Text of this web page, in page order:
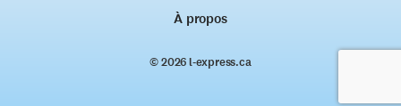
À propos
© 2026 l‑express.ca